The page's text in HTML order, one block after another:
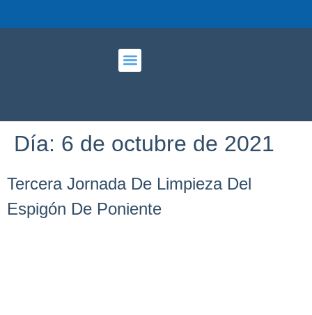
Día: 6 de octubre de 2021
Tercera Jornada De Limpieza Del
Espigón De Poniente